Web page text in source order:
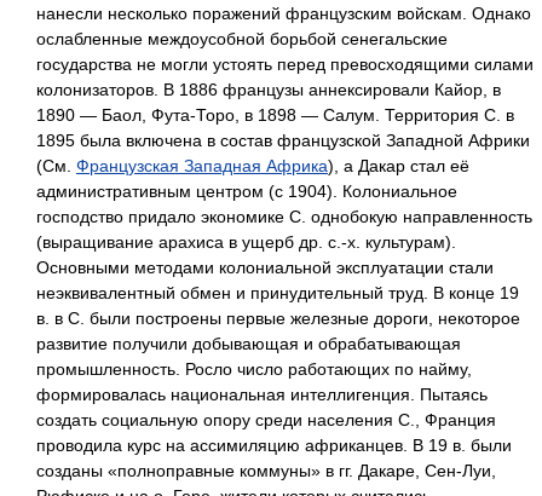
нанесли несколько поражений французским войскам. Однако
ослабленные междоусобной борьбой сенегальские
государства не могли устоять перед превосходящими силами
колонизаторов. В 1886 французы аннексировали Кайор, в
1890 — Баол, Фута-Торо, в 1898 — Салум. Территория С. в
1895 была включена в состав французской Западной Африки
(См. Французская Западная Африка), а Дакар стал её
административным центром (с 1904). Колониальное
господство придало экономике С. однобокую направленность
(выращивание арахиса в ущерб др. с.-х. культурам).
Основными методами колониальной эксплуатации стали
неэквивалентный обмен и принудительный труд. В конце 19
в. в С. были построены первые железные дороги, некоторое
развитие получили добывающая и обрабатывающая
промышленность. Росло число работающих по найму,
формировалась национальная интеллигенция. Пытаясь
создать социальную опору среди населения С., Франция
проводила курс на ассимиляцию африканцев. В 19 в. были
созданы «полноправные коммуны» в гг. Дакаре, Сен-Луи,